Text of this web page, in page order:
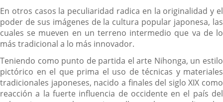
En otros casos la peculiaridad radica en la originalidad y el
poder de sus imágenes de la cultura popular japonesa, las
cuales se mueven en un terreno intermedio que va de lo
más tradicional a lo más innovador.
Teniendo como punto de partida el arte Nihonga, un estilo
pictórico en el que prima el uso de técnicas y materiales
tradicionales japoneses, nacido a finales del siglo XIX como
reacción a la fuerte influencia de occidente en el país del